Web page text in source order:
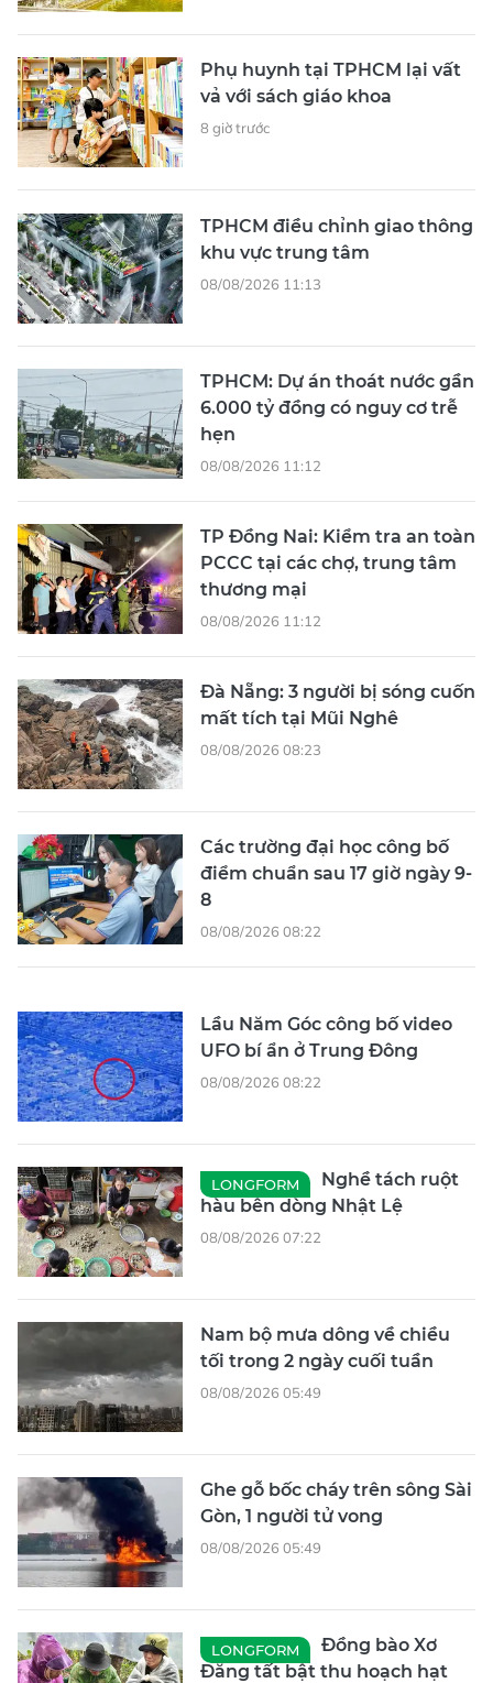
Phụ huynh tại TPHCM lại vất
vả với sách giáo khoa
8 giờ trước
TPHCM điều chỉnh giao thông
khu vực trung tâm
08/08/2026 11:13
TPHCM: Dự án thoát nước gần
6.000 tỷ đồng có nguy cơ trễ
hẹn
08/08/2026 11:12
TP Đồng Nai: Kiểm tra an toàn
PCCC tại các chợ, trung tâm
thương mại
08/08/2026 11:12
Đà Nẵng: 3 người bị sóng cuốn
mất tích tại Mũi Nghê
08/08/2026 08:23
Các trường đại học công bố
điểm chuẩn sau 17 giờ ngày 9-
8
08/08/2026 08:22
Lầu Năm Góc công bố video
UFO bí ẩn ở Trung Đông
08/08/2026 08:22
LONGFORM
Nghề tách ruột
hàu bên dòng Nhật Lệ
08/08/2026 07:22
Nam bộ mưa dông về chiều
tối trong 2 ngày cuối tuần
08/08/2026 05:49
Ghe gỗ bốc cháy trên sông Sài
Gòn, 1 người tử vong
08/08/2026 05:49
LONGFORM
Đồng bào Xơ
Đăng tất bật thu hoạch hạt